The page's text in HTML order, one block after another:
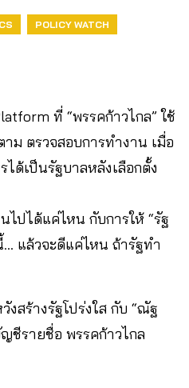
POLICY WATCH
ที่ “พรรคก้าวไกล” ใช้
ม ตรวจสอบการทำงาน เมื่อ
ได้เป็นรัฐบาลหลังเลือกตั้ง
ไปได้แค่ไหน กับการให้ “รัฐ
… แล้วจะดีแค่ไหน ถ้ารัฐทำ
สร้างรัฐโปร่งใส กับ “ณัฐ
ชีรายชื่อ พรรคก้าวไกล